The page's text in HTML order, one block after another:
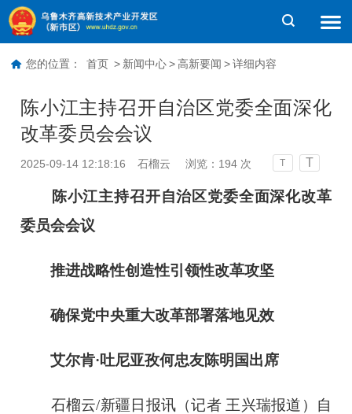
您的位置： 首页 > 新闻中心 > 高新要闻 > 详细内容
陈小江主持召开自治区党委全面深化
改革委员会会议
2025-09-14 12:18:16 石榴云 浏览： 194 次 T T
陈小江主持召开自治区党委全面深化改革
委员会会议
推进战略性创造性引领性改革攻坚
确保党中央重大改革部署落地见效
艾尔肯·吐尼亚孜何忠友陈明国出席
石榴云/新疆日报讯（记者 王兴瑞报道）自